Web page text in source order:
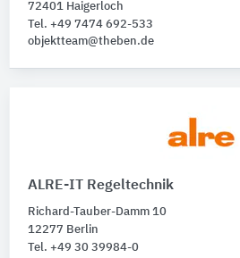
72401 Haigerloch
Tel. +49 7474 692-533
objektteam@theben.de
ALRE-IT Regeltechnik
Richard-Tauber-Damm 10
12277 Berlin
Tel. +49 30 39984-0